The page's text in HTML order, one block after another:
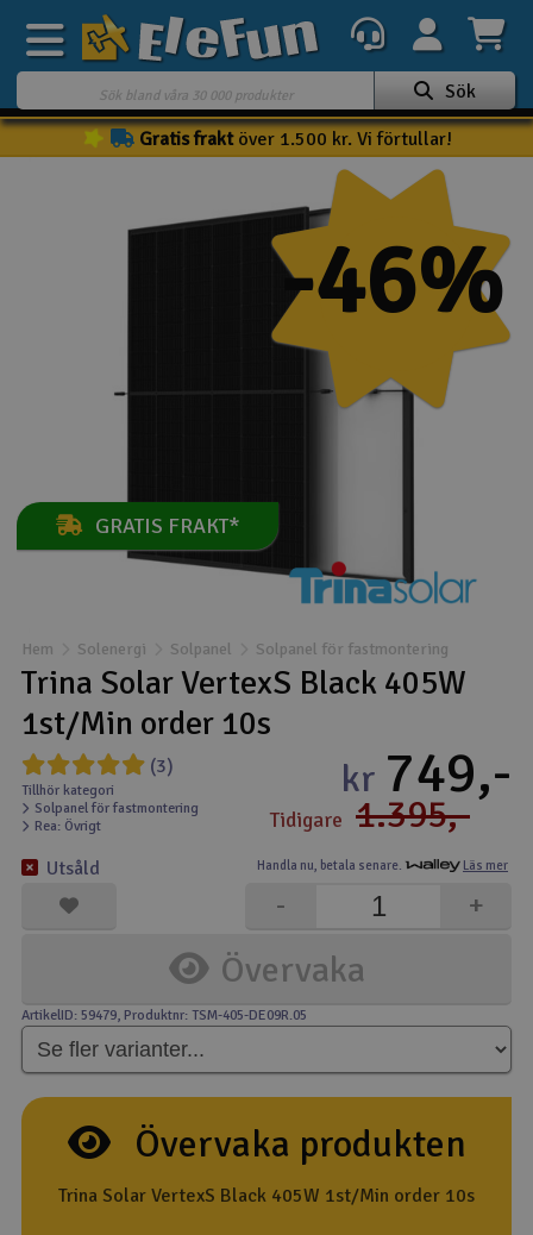
Veckans erbjudande
Batteri & laddare
Bilbana
Drönare
Drönare för FPV
Flygplan
Helikopter
Kamerautrustning
Modelljärnväg
Motor & tillbehör
Sök
Gratis fraktöver 1.500 kr. Vi förtullar!
-46%
GRATIS FRAKT*
* Denna produkt kvalificerar sig för fri
fraktkriterier.
Hem Solenergi Solpanel Solpanel för fastmontering
Trina Solar VertexS Black 405W
1st/Min order 10s
(3)
Tillhör kategori
Solpanel för fastmontering
Rea: Övrigt
Handla nu, betala senare. Läs mer
kr 749,-
Tidigare 1.395,-
Övervaka
+
-
Utsåld
ArtikelID: 59479, Produktnr: TSM-405-DE09R.05
Övervaka produkten
Trina Solar VertexS Black 405W 1st/Min order 10s